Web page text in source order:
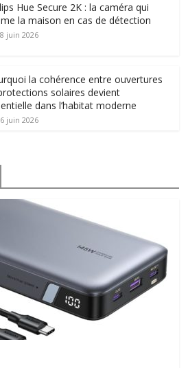
Hue Secure 2K : la caméra qui
la maison en cas de détection
juin 2026
la cohérence entre ouvertures
solaires devient
dans l’habitat moderne
juin 2026